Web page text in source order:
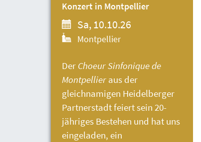
Konzert in Montpellier
Sa, 10.10.26
Montpellier
Der Choeur Sinfonique de
Montpellier aus der
gleichnamigen Heidelberger
Partnerstadt feiert sein 20-
jähriges Bestehen und hat uns
eingeladen, ein